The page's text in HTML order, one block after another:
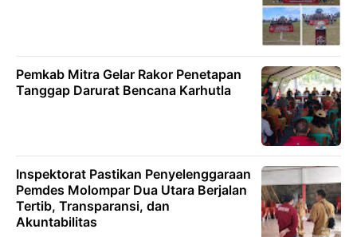
Pemkab Mitra Gelar Rakor Penetapan
Tanggap Darurat Bencana Karhutla
Inspektorat Pastikan Penyelenggaraan
Pemdes Molompar Dua Utara Berjalan
Tertib, Transparansi, dan
Akuntabilitas